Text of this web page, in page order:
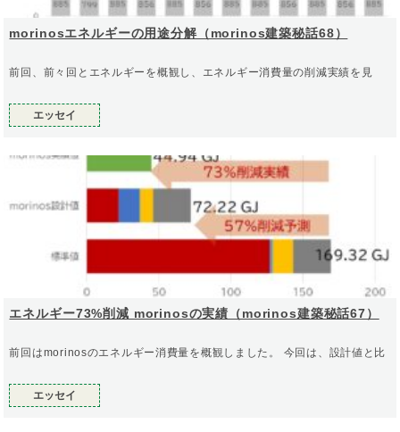
morinosエネルギーの用途分解（morinos建築秘話68）
前回、前々回とエネルギーを概観し、エネルギー消費量の削減実績を見
エッセイ
エネルギー73%削減 morinosの実績（morinos建築秘話67）
前回はmorinosのエネルギー消費量を概観しました。 今回は、設計値と比
エッセイ